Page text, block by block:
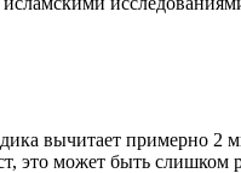
вычитает примерно
это может быть